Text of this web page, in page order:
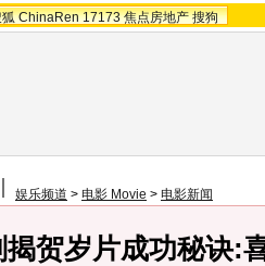
ChinaRen 17173 焦点房地产 搜狗
娱乐频道 > 电影 Movie > 电影新闻
揭贺岁片成功秘诀: